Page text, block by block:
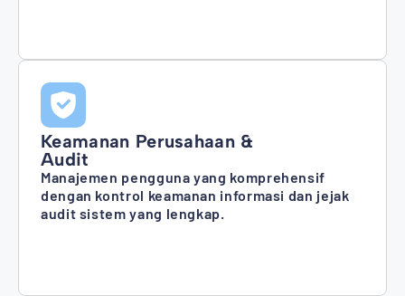
Keamanan Perusahaan &
Audit
Manajemen pengguna yang komprehensif
dengan kontrol keamanan informasi dan jejak
audit sistem yang lengkap.